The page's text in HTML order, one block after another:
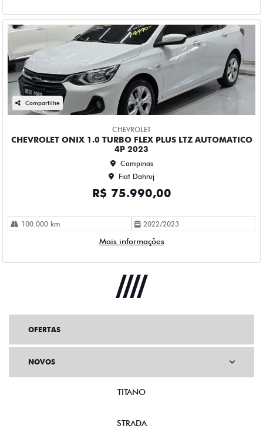
OFERTAS
NOVOS
TITANO
STRADA